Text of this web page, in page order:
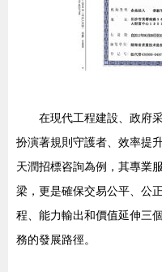
在現代工程建設、政府
扮演著規則守護者、效率提
天潤招標咨詢為例，其專業
梁，更是確保交易公平、公
程、能力輸出和價值延伸三
務的發展路徑。